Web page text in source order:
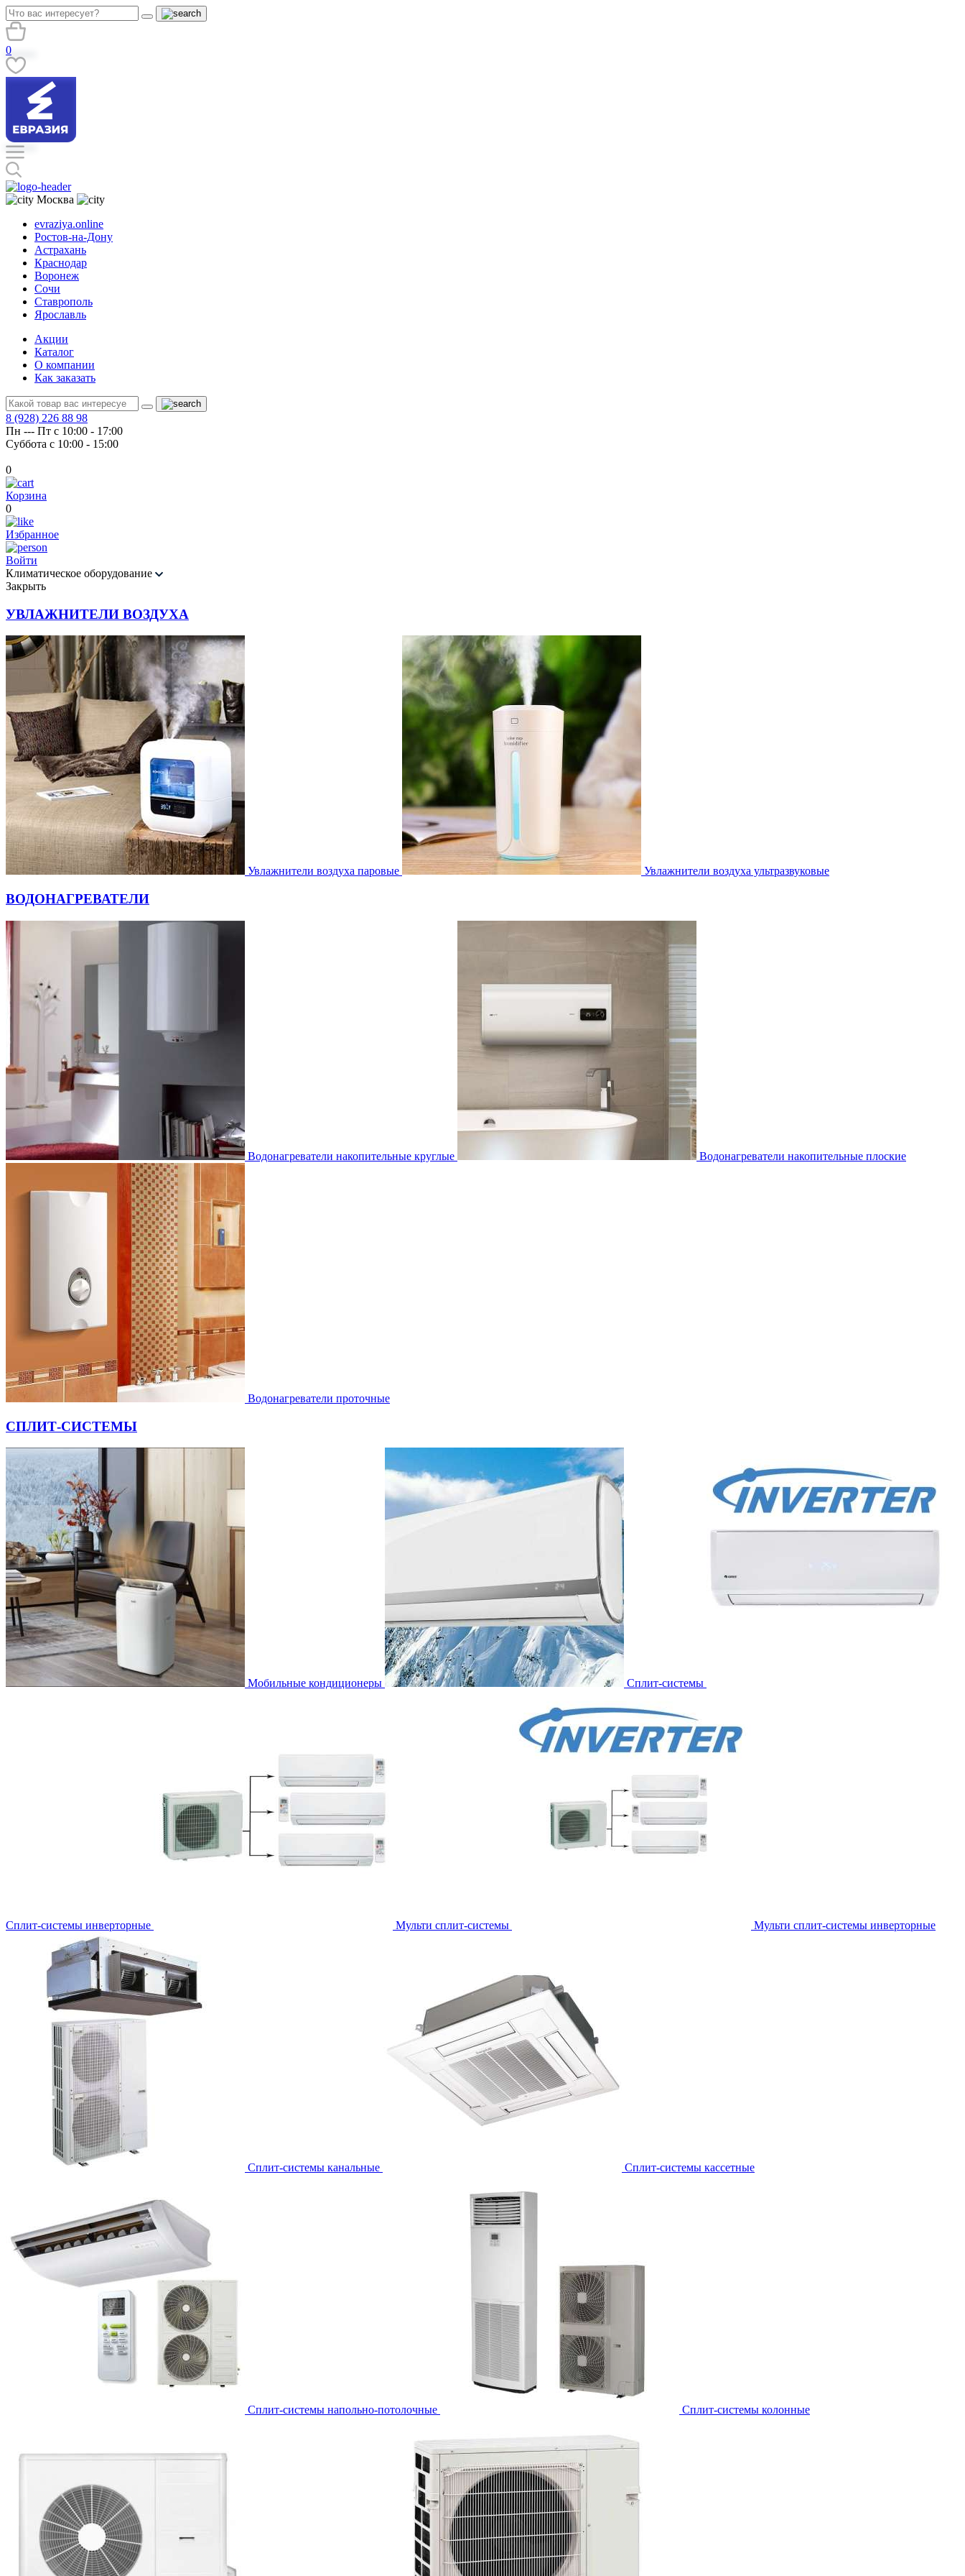
0
Москва
evraziya.online
Ростов-на-Дону
Астрахань
Краснодар
Воронеж
Сочи
Ставрополь
Ярославль
Акции
Каталог
О компании
Как заказать
8 (928) 226 88 98
Пн --- Пт с 10:00 - 17:00
Суббота с 10:00 - 15:00
0
Корзина
0
Избранное
Войти
Климатическое оборудование
Закрыть
УВЛАЖНИТЕЛИ ВОЗДУХА
Увлажнители воздуха паровые Увлажнители воздуха ультразвуковые
ВОДОНАГРЕВАТЕЛИ
Водонагреватели накопительные круглые Водонагреватели накопительные плоские
Водонагреватели проточные
СПЛИТ-СИСТЕМЫ
Мобильные кондиционеры Сплит-системы
Сплит-системы инверторные Мульти сплит-системы Мульти сплит-системы инверторные
Сплит-системы канальные Сплит-системы кассетные
Сплит-системы напольно-потолочные Cплит-системы колонные